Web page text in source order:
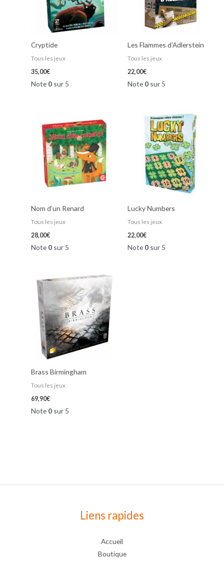
Cryptide
Tous les jeux
35,00€
Note 0 sur 5
Les Flammes d’Adlerstein
Tous les jeux
22,00€
Note 0sur 5
Nom d’un Renard
Tous les jeux
28,00€
Note 0 sur 5
Lucky Numbers
Tous les jeux
22,00€
Note 0sur 5
Brass Birmingham
Tous les jeux
69,90€
Note 0 sur 5
Liens rapides
Accueil
Boutique